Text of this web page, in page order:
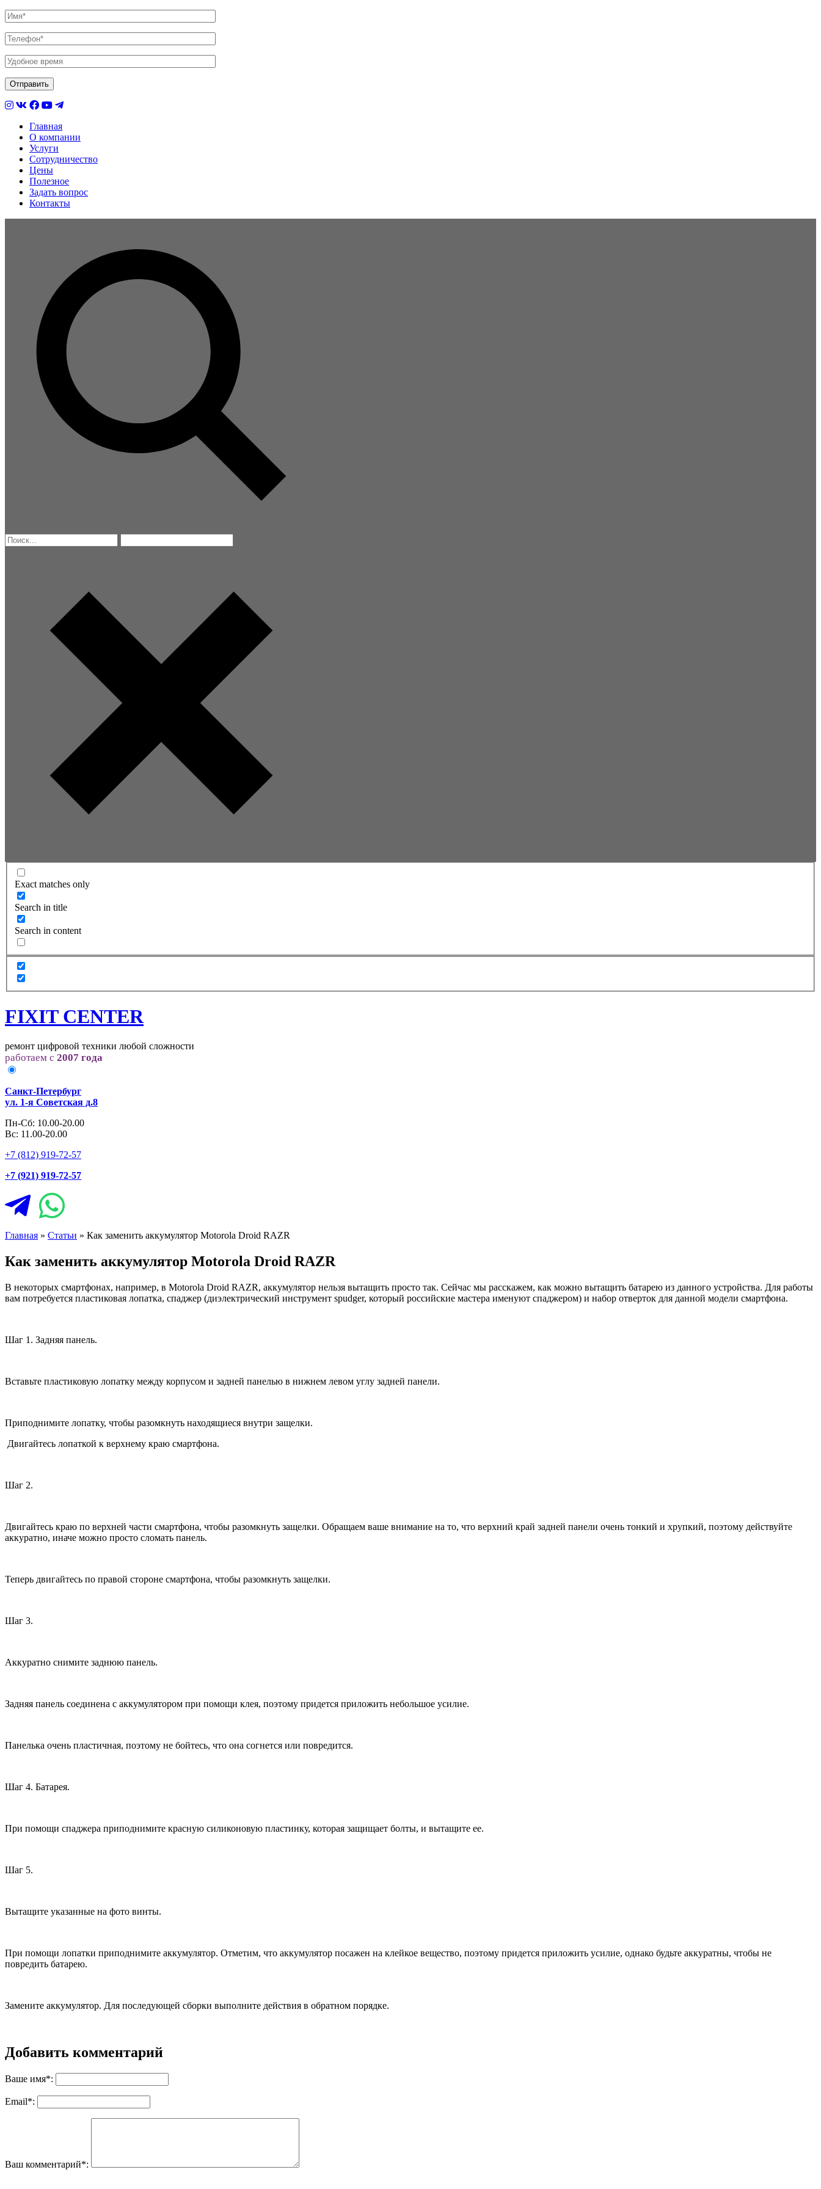
Главная
О компании
Услуги
Сотрудничество
Цены
Полезное
Задать вопрос
Контакты
Exact matches only
Search in title
Search in content
FIXIT CENTER
ремонт цифровой техники любой сложности
работаем с 2007 года
Санкт-Петербург
ул. 1-я Советская д.8
Пн-Сб: 10.00-20.00
Вс: 11.00-20.00
+7 (812) 919-72-57
+7 (921) 919-72-57
Главная » Статьи » Как заменить аккумулятор Motorola Droid RAZR
Как заменить аккумулятор Motorola Droid RAZR
В некоторых смартфонах, например, в Motorola Droid RAZR, аккумулятор нельзя вытащить просто так. Сейчас мы расскажем, как можно вытащить батарею из данного устройства. Для работы
вам потребуется пластиковая лопатка, спаджер (диэлектрический инструмент spudger, который российские мастера именуют спаджером) и набор отверток для данной модели смартфона.
Шаг 1. Задняя панель.
Вставьте пластиковую лопатку между корпусом и задней панелью в нижнем левом углу задней панели.
Приподнимите лопатку, чтобы разомкнуть находящиеся внутри защелки.
Двигайтесь лопаткой к верхнему краю смартфона.
Шаг 2.
Двигайтесь краю по верхней части смартфона, чтобы разомкнуть защелки. Обращаем ваше внимание на то, что верхний край задней панели очень тонкий и хрупкий, поэтому действуйте
аккуратно, иначе можно просто сломать панель.
Теперь двигайтесь по правой стороне смартфона, чтобы разомкнуть защелки.
Шаг 3.
Аккуратно снимите заднюю панель.
Задняя панель соединена с аккумулятором при помощи клея, поэтому придется приложить небольшое усилие.
Панелька очень пластичная, поэтому не бойтесь, что она согнется или повредится.
Шаг 4. Батарея.
При помощи спаджера приподнимите красную силиконовую пластинку, которая защищает болты, и вытащите ее.
Шаг 5.
Вытащите указанные на фото винты.
При помощи лопатки приподнимите аккумулятор. Отметим, что аккумулятор посажен на клейкое вещество, поэтому придется приложить усилие, однако будьте аккуратны, чтобы не
повредить батарею.
Замените аккумулятор. Для последующей сборки выполните действия в обратном порядке.
Добавить комментарий
Ваше имя*:
Email*:
Ваш комментарий*: